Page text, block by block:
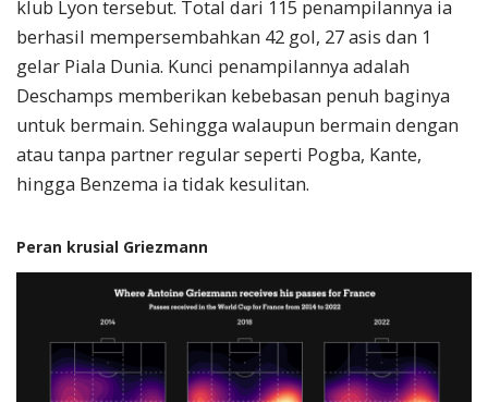
klub Lyon tersebut. Total dari 115 penampilannya ia
berhasil mempersembahkan 42 gol, 27 asis dan 1
gelar Piala Dunia. Kunci penampilannya adalah
Deschamps memberikan kebebasan penuh baginya
untuk bermain. Sehingga walaupun bermain dengan
atau tanpa partner regular seperti Pogba, Kante,
hingga Benzema ia tidak kesulitan.
Peran krusial Griezmann